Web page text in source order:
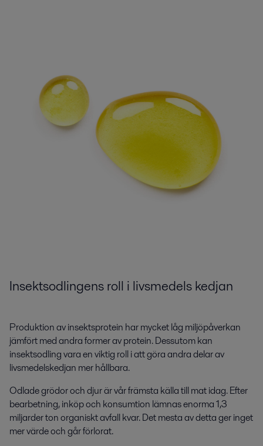
Insektsodlingensroll i livsmedelskedjan
Produktion av insektsprotein har mycket låg miljöpåverkan
jämfört med andra former av protein. Dessutom kan
insektsodling vara en viktig roll i att göra andra delar av
livsmedelskedjan mer hållbara.
Odlade grödor och djur är vår främsta källa till mat idag. Efter
bearbetning, inköp och konsumtion lämnas enorma 1,3
miljarder ton organiskt avfall kvar. Det mesta av detta ger inget
mer värde och går förlorat.